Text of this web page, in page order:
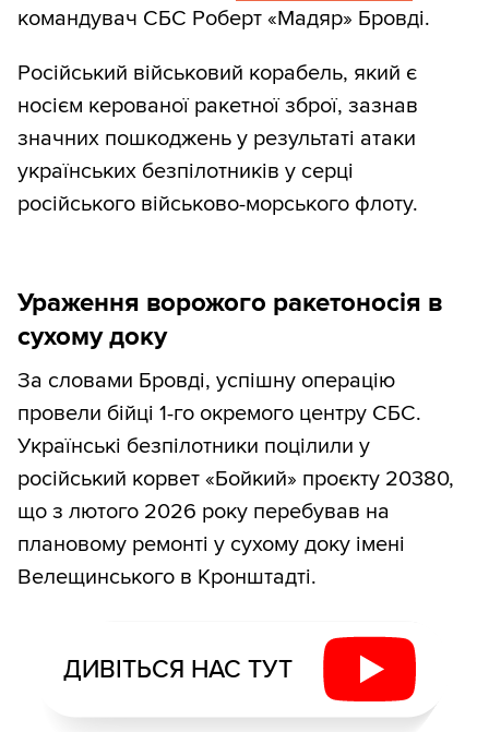
командувач СБС Роберт «Мадяр» Бровді.
Російський військовий корабель, який є
носієм керованої ракетної зброї, зазнав
значних пошкоджень у результаті атаки
українських безпілотників у серці
російського військово-морського флоту.
Ураження ворожого ракетоносія в
сухому доку
За словами Бровді, успішну операцію
провели бійці 1-го окремого центру СБС.
Українські безпілотники поцілили у
російський корвет «Бойкий» проєкту 20380,
що з лютого 2026 року перебував на
плановому ремонті у сухому доку імені
Велещинського в Кронштадті.
ДИВІТЬСЯ НАС ТУТ